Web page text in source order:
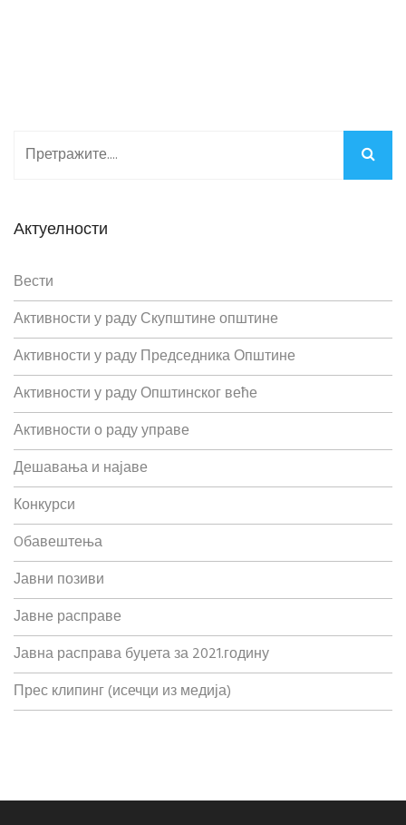
Актуелности
Вести
Активности у раду Скупштине општине
Активности у раду Председника Општине
Активности у раду Општинског веће
Активности о раду управе
Дешавања и најаве
Конкурси
Oбавештења
Јавни позиви
Јавне расправе
Јавна расправа буџета за 2021.годину
Прес клипинг (исечци из медија)